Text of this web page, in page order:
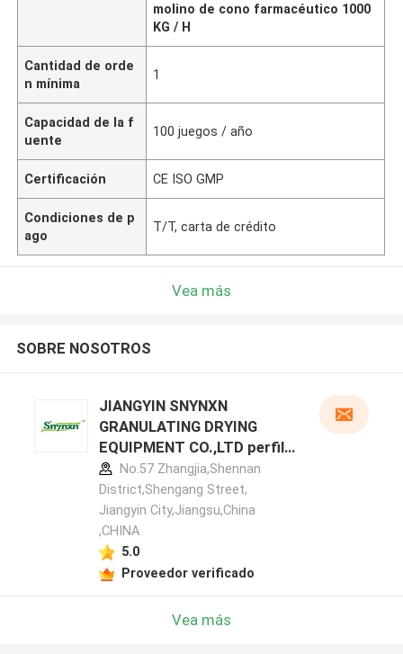
molino de cono farmacéutico 1000
KG / H
Cantidad de orde
n mínima
1
Capacidad de la f
uente
100 juegos / año
Certificación CE ISO GMP
Condiciones de p
ago
T/T, carta de crédito
Vea más
SOBRE NOSOTROS
JIANGYIN SNYNXN
GRANULATING DRYING
EQUIPMENT CO.,LTD perfil
del fabricante
No.57 Zhangjia,Shennan
District,Shengang Street,
Jiangyin City,Jiangsu,China
,CHINA
5.0
Proveedor verificado
Vea más